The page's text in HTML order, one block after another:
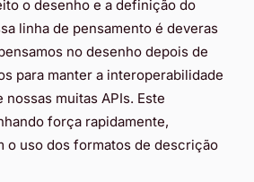
o desenho e a definição do
linha de pensamento é deveras
no desenho depois de
para manter a interoperabilidade
muitas APIs. Este
força rapidamente,
o uso dos formatos de descrição